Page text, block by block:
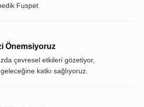
Fuspet
Önemsiyoruz
çevresel etkileri gözetiyor,
katkı sağlıyoruz.